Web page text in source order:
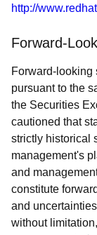
http://
Forward-
Forward-looking
pursuant to the
the Securities
cautioned that
strictly historical
management's
and
constitute
and
without